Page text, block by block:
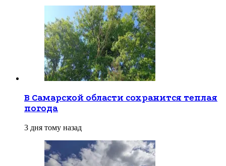
В Самарской области сохранится теплая
погода
3 дня тому назад